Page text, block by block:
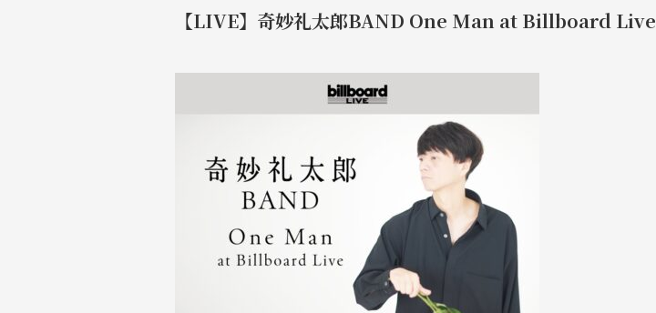
【LIVE】奇妙礼太郎BAND One Man at Billboard Live